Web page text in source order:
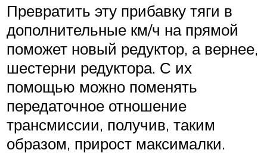
Превратить эту прибавку тяги в
дополнительные км/ч на прямой
поможет новый редуктор, а вернее,
шестерни редуктора. С их
помощью можно поменять
передаточное отношение
трансмиссии, получив, таким
образом, прирост максималки.